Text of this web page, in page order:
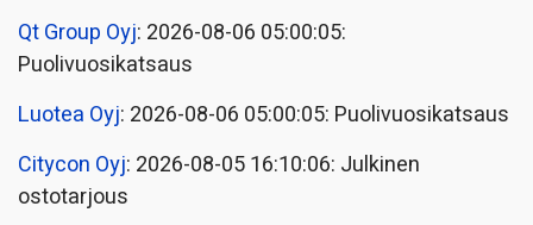
Qt Group Oyj: 2026-08-06 05:00:05:
Puolivuosikatsaus
Luotea Oyj: 2026-08-06 05:00:05: Puolivuosikatsaus
Citycon Oyj: 2026-08-05 16:10:06: Julkinen
ostotarjous